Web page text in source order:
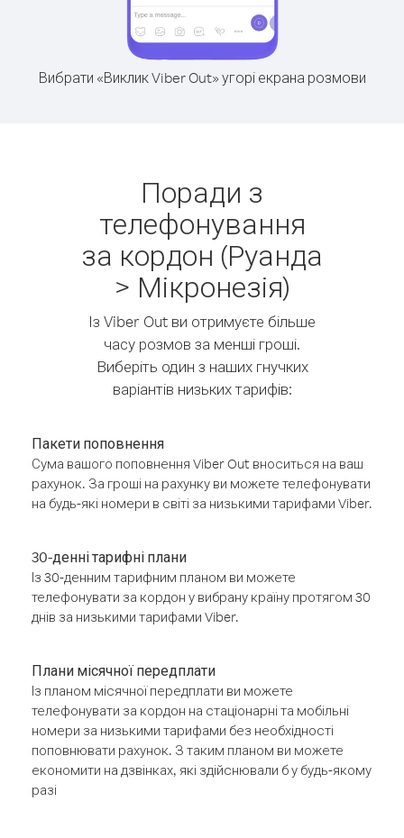
Вибрати «Виклик Viber Out» угорі екрана розмови
Поради з
телефонування
за кордон (Руанда
> Мікронезія)
Із Viber Out ви отримуєте більше
часу розмов за менші гроші.
Виберіть один з наших гнучких
варіантів низьких тарифів:
Пакети поповнення
Сума вашого поповнення Viber Out вноситься на ваш
рахунок. За гроші на рахунку ви можете телефонувати
на будь-які номери в світі за низькими тарифами Viber.
30-денні тарифні плани
Із 30-денним тарифним планом ви можете
телефонувати за кордон у вибрану країну протягом 30
днів за низькими тарифами Viber.
Плани місячної передплати
Із планом місячної передплати ви можете
телефонувати за кордон на стаціонарні та мобільні
номери за низькими тарифами без необхідності
поповнювати рахунок. З таким планом ви можете
економити на дзвінках, які здійснювали б у будь-якому
разі